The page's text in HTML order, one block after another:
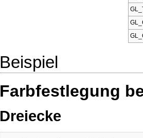
Beispiel
Farbfestlegung
Dreiecke